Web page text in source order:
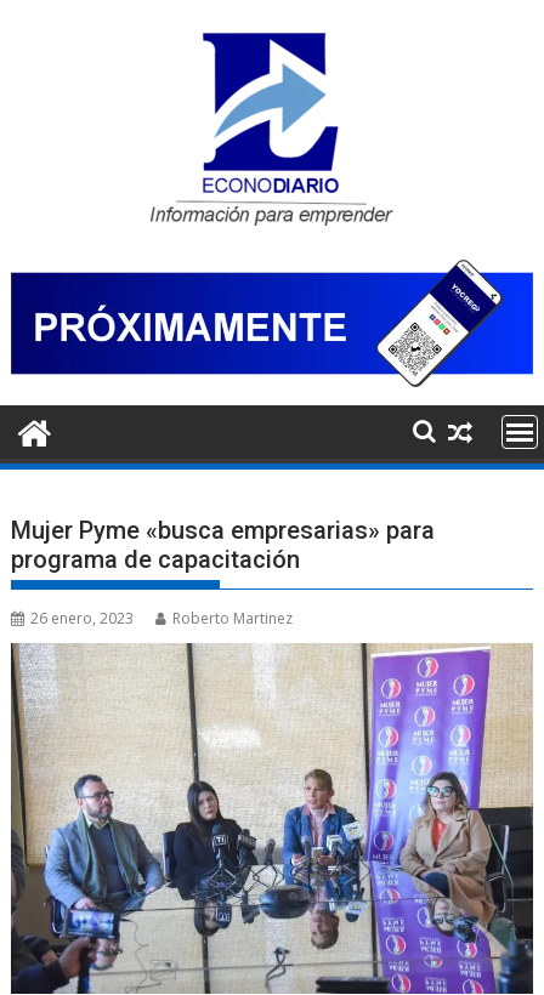
Mujer Pyme «busca empresarias» para
programa de capacitación
26 enero, 2023 Roberto Martinez